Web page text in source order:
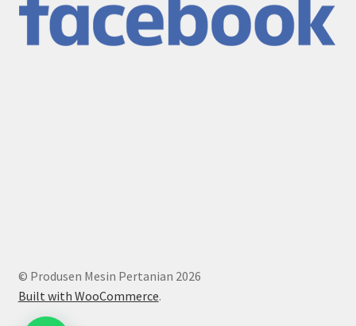
© Produsen Mesin Pertanian 2026
Built with WooCommerce.